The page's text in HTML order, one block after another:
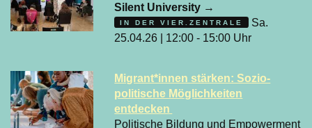
Silent University →
IN DER VIER.ZENTRALE
Sa.
25.04.26 | 12:00 - 15:00 Uhr
Migrant*innen stärken: Sozio-
politische Möglichkeiten
entdecken
Politische Bildung und Empowerment